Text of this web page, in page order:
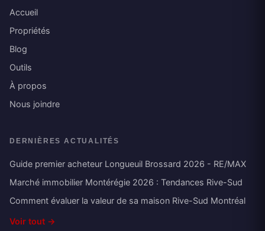
Accueil
Propriétés
Blog
Outils
À propos
Nous joindre
DERNIÈRES ACTUALITÉS
Guide premier acheteur Longueuil Brossard 2026 - RE/MAX
Marché immobilier Montérégie 2026 : Tendances Rive-Sud
Comment évaluer la valeur de sa maison Rive-Sud Montréal
Voir tout →